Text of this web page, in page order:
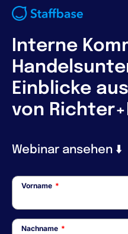
Interne
Einblicke
von
Webinar ansehen ⬇️
Vorname *
Nachname *